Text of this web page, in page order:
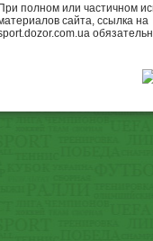
полном или частичном
сайта, ссылка на